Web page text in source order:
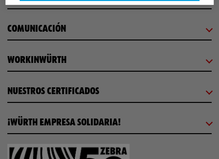
COMUNICACIÓN
WORKINWÜRTH
NUESTROS CERTIFICADOS
¡WÜRTH EMPRESA SOLIDARIA!